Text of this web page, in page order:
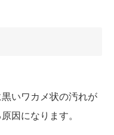
いワカメ状の汚れが
因になります。